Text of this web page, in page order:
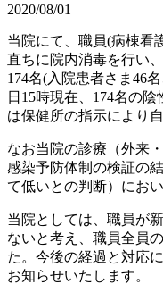
2020/08/01
当院にて、職員(病棟看
直ちに院内消毒を行い
174名(入院患者さま46
日15時現在、174名の
は保健所の指示により
なお当院の診療（外来
感染予防体制の検証の
て低いとの判断）にお
当院としては、職員が
ないと考え、職員全員
た。今後の経過と対応
お知らせいたします。